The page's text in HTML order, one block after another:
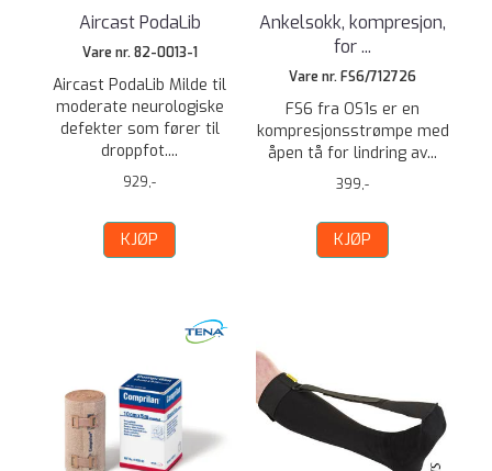
Aircast PodaLib
Vare nr. 82-0013-1
Aircast PodaLib Milde til
moderate neurologiske
defekter som fører til
droppfot....
929,-
KJØP
Ankelsokk, kompresjon,
for ...
Vare nr. FS6/712726
FS6 fra OS1s er en
kompresjonsstrømpe med
åpen tå for lindring av...
399,-
KJØP